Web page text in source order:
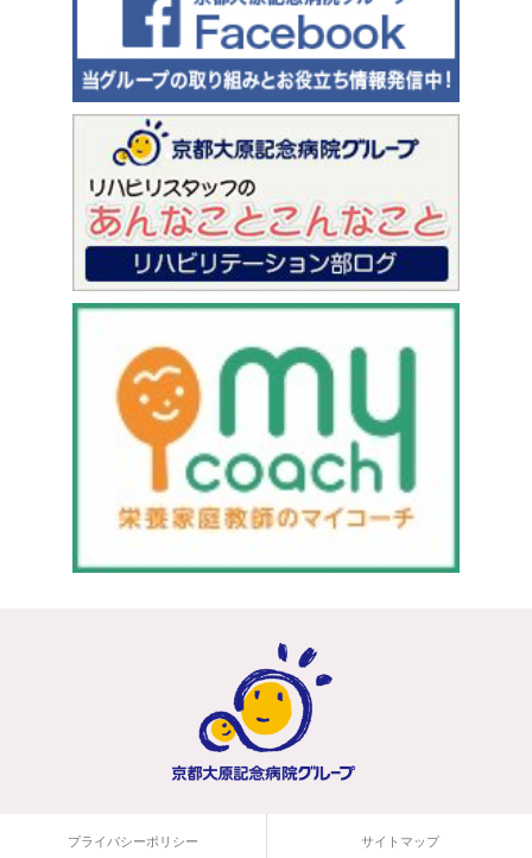
プライバシーポリシー サイトマップ